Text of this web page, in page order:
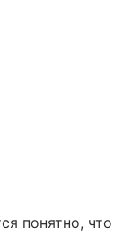
понятно, что